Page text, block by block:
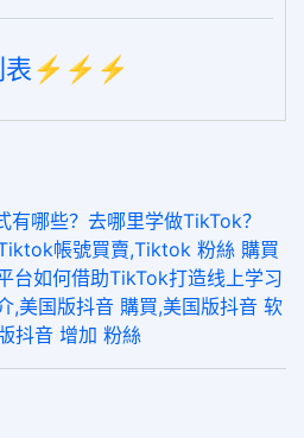
表⚡️⚡️⚡️
有哪些？去哪里学做TikTok？
帳號買賣,Tiktok 粉絲 購買
台如何借助TikTok打造线上学习
,美国版抖音 購買,美国版抖音 软
抖音 增加 粉絲